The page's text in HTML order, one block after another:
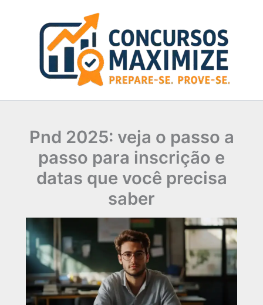
Pnd 2025: veja o passo a
passo para inscrição e
datas que você precisa
saber